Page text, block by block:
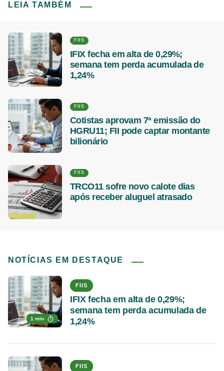
LEIA TAMBÉM
FIIS
IFIX fecha em alta de 0,29%;
semana tem perda acumulada de
1,24%
FIIS
Cotistas aprovam 7ª emissão do
HGRU11; FII pode captar montante
bilionário
FIIS
TRCO11 sofre novo calote dias
após receber aluguel atrasado
NOTÍCIAS EM DESTAQUE
1 min
FIIS
IFIX fecha em alta de 0,29%;
semana tem perda acumulada de
1,24%
FIIS